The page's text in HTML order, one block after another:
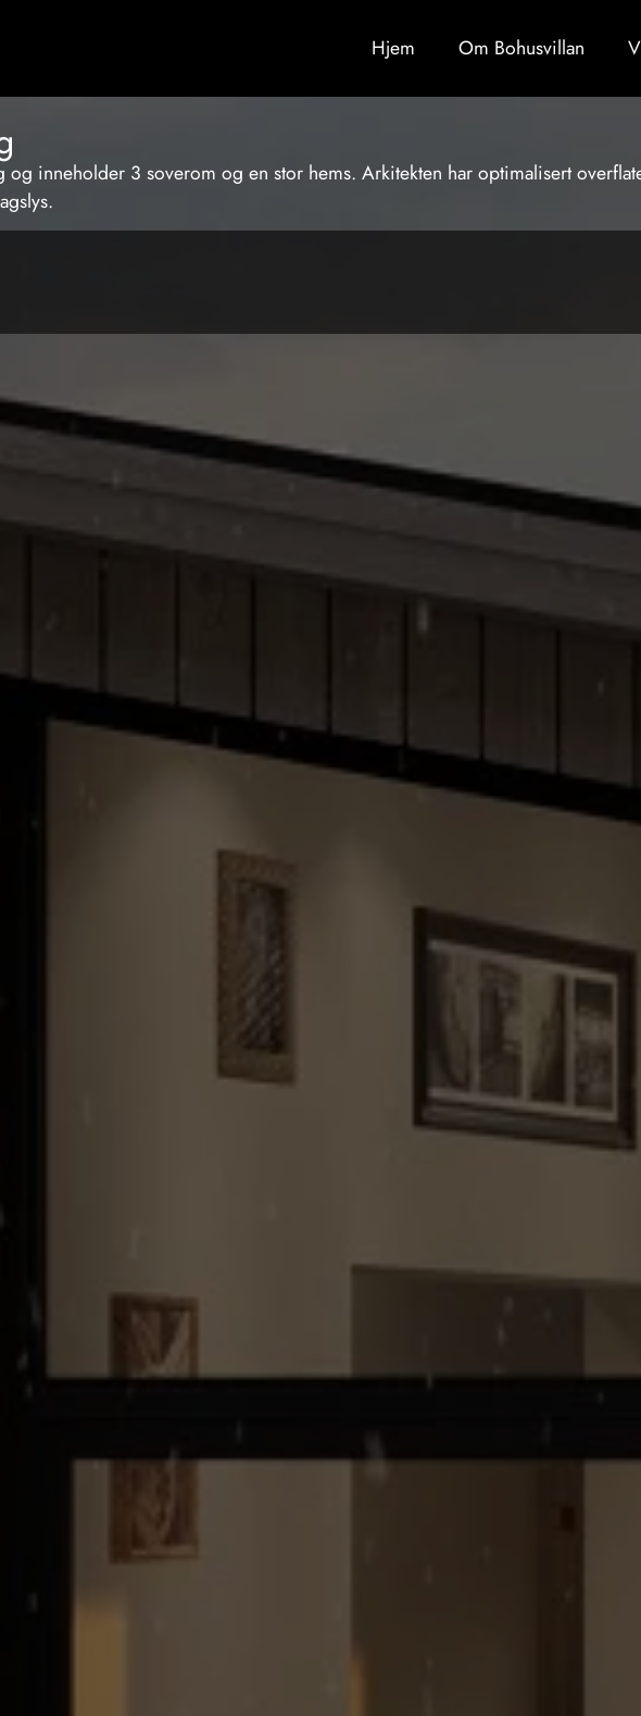
Hjem Om Bohusvillan
og inneholder 3 soverom og en stor hems. Arkitekten har optimalisert